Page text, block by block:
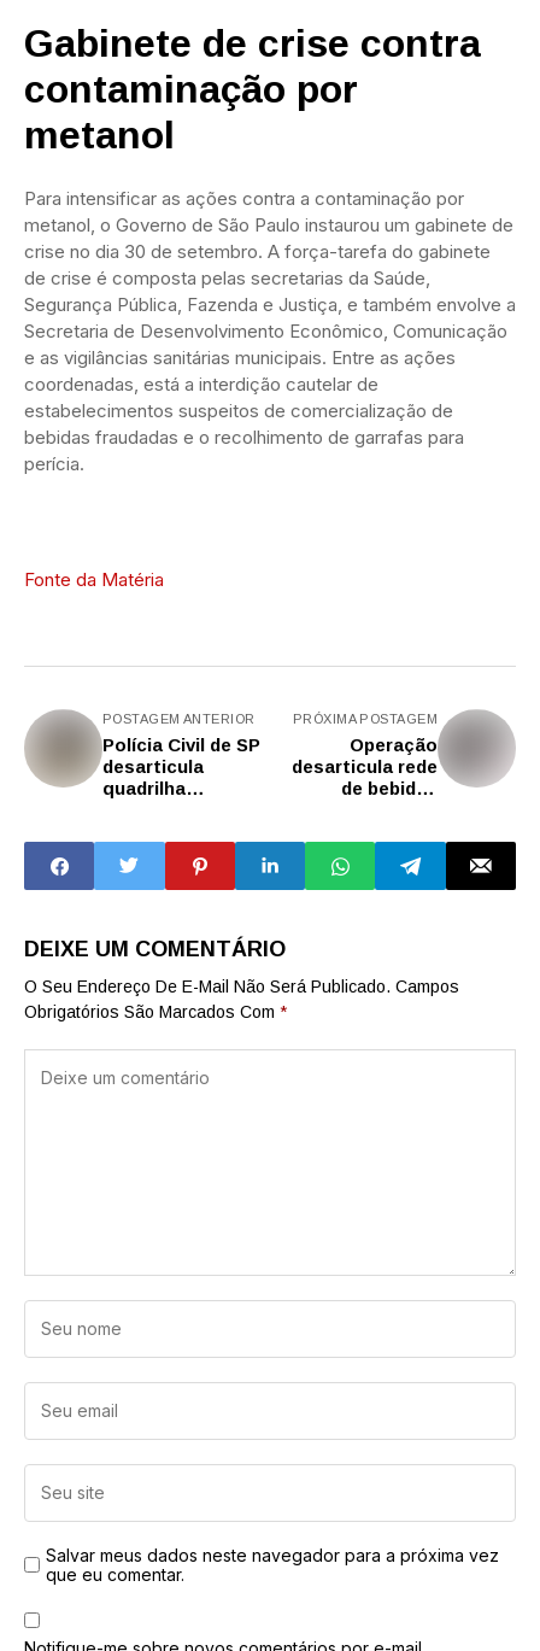
Gabinete de crise contra
contaminação por
metanol
Para intensificar as ações contra a contaminação por
metanol, o Governo de São Paulo instaurou um gabinete de
crise no dia 30 de setembro. A força-tarefa do gabinete
de crise é composta pelas secretarias da Saúde,
Segurança Pública, Fazenda e Justiça, e também envolve a
Secretaria de Desenvolvimento Econômico, Comunicação
e as vigilâncias sanitárias municipais. Entre as ações
coordenadas, está a interdição cautelar de
estabelecimentos suspeitos de comercialização de
bebidas fraudadas e o recolhimento de garrafas para
perícia.
Fonte da Matéria
POSTAGEM ANTERIOR
Polícia Civil de SP
desarticula
quadrilha
celulares e
fraudes bancárias
PRÓXIMA POSTAGEM
Operação
desarticula rede
de bebidas
pessoas
DEIXE UM COMENTÁRIO
O Seu Endereço De E-Mail Não Será Publicado. Campos
Obrigatórios São Marcados Com *
Salvar meus dados neste navegador para a próxima vez
que eu comentar.